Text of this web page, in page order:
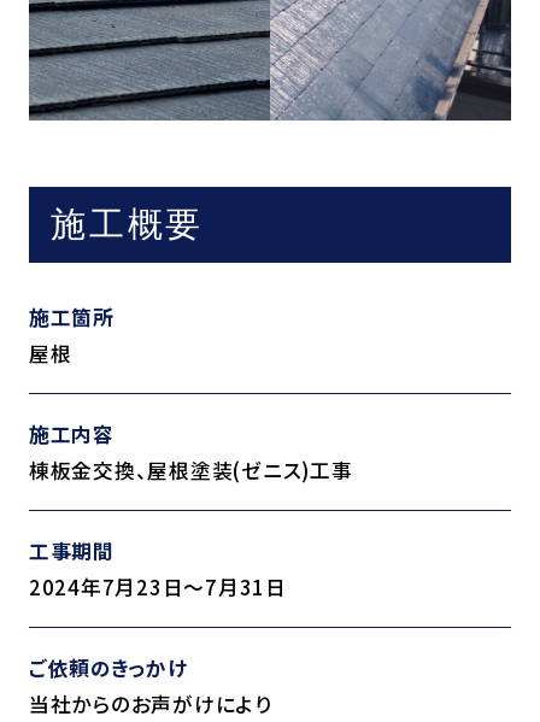
施工概要
施工箇所
屋根
施工内容
棟板金交換、屋根塗装(ゼニス)工事
工事期間
2024年7月23日～7月31日
ご依頼のきっかけ
当社からのお声がけにより